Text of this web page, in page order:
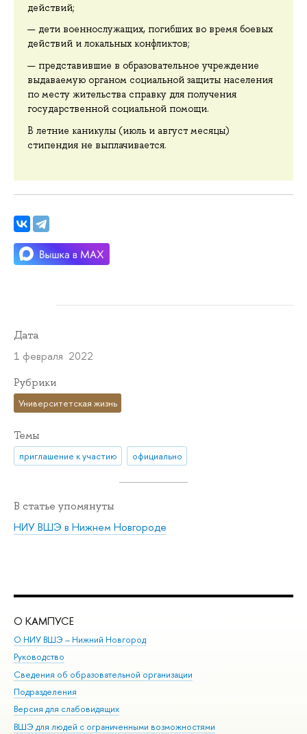
действий;
дети военнослужащих, погибших во время боевых
действий и локальных конфликтов;
представившие в образовательное учреждение
выдаваемую органом социальной защиты населения
по месту жительства справку для получения
государственной социальной помощи.
В летние каникулы (июль и август месяцы)
стипендия не выплачивается.
Дата
1 февраля 2022
Рубрики
Университетская жизнь
Темы
приглашение к участию официально
В статье упомянуты
НИУ ВШЭ в Нижнем Новгороде
О КАМПУСЕ
О НИУ ВШЭ – Нижний Новгород
Руководство
Сведения об образовательной организации
Подразделения
Версия для слабовидящих
ВШЭ для людей с ограниченными возможностями